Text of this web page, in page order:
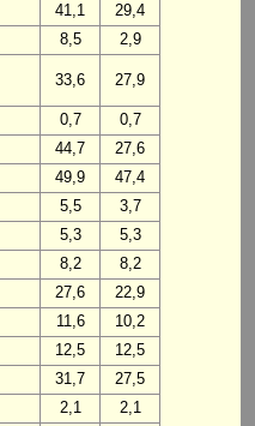
41,1
29,4
8,5
2,9
33,6 27,9
0,7
0,7
44,7
27,6
49,9
47,4
5,5
3,7
5,3
5,3
8,2
8,2
27,6
22,9
11,6
10,2
12,5
12,5
31,7
27,5
2,1
2,1